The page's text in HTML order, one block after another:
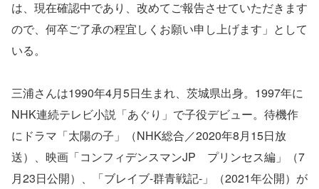
は、現在確認中であり、改めてご報告させていただきます
ので、何卒ご了承の程宜しくお願い申し上げます」として
いる。
三浦さんは1990年4月5日生まれ、茨城県出身。1997年に
NHK連続テレビ小説「あぐり」で子役デビュー。待機作
にドラマ「太陽の子」（NHK総合／2020年8月15日放
送）、映画「コンフィデンスマンJP プリンセス編」（7
月23日公開）、「ブレイブ-群青戦記-」（2021年公開）が